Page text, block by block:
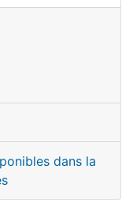
dans la